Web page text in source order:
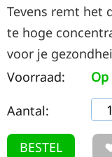
Tevens remt het
te hoge
voor je
Voorraad:
Aantal:
BESTEL